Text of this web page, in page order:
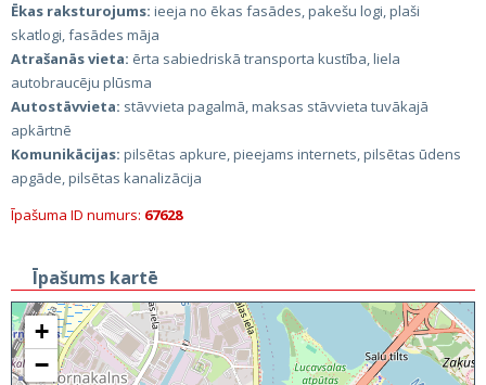
Ēkas raksturojums: ieeja no ēkas fasādes, pakešu logi, plaši
skatlogi, fasādes māja
Atrašanās vieta: ērta sabiedriskā transporta kustība, liela
autobraucēju plūsma
Autostāvvieta: stāvvieta pagalmā, maksas stāvvieta tuvākajā
apkārtnē
Komunikācijas: pilsētas apkure, pieejams internets, pilsētas ūdens
apgāde, pilsētas kanalizācija
Īpašuma ID numurs: 67628
Īpašums kartē
+
−